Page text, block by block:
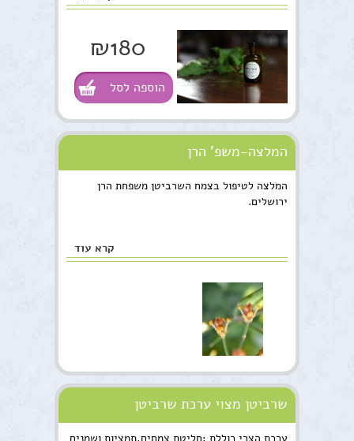
₪180
הוספה לסל
המלצה-משפ' הרן
המלצה לטיפול בצמח השרביטן משפחת הרן
ירושלים.
קרא עוד
שרביטן מצוי ערכת שרביטן